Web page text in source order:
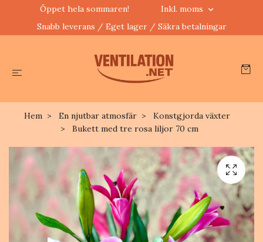
Öppet hela sommaren!
Inkl. moms
Snabb leverans / Eget lager / Säkra betalningar
Hem En njutbar atmosfär
Konstgjorda växter
Bukett med tre rosa liljor 70 cm